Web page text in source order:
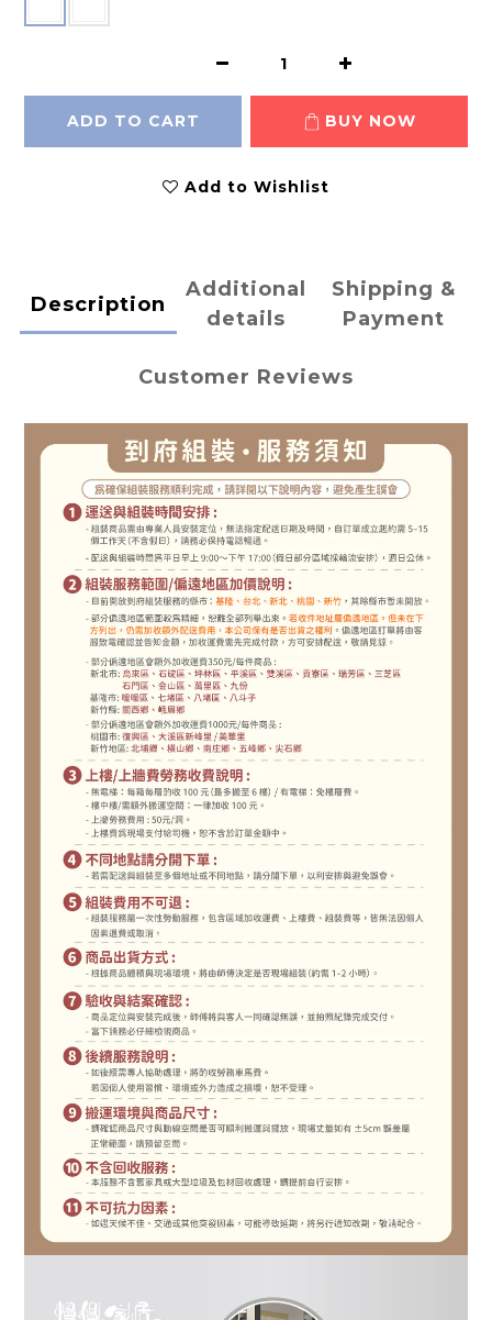
ADD TO CART BUY NOW
Add to Wishlist
Description
Additional
details
Shipping &
Payment
Customer Reviews